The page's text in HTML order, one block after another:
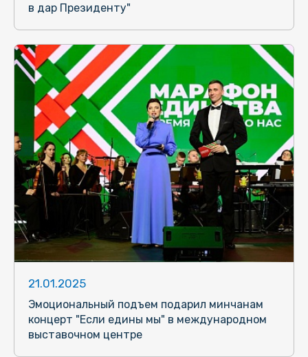
в дар Президенту"
21.01.2025
Эмоциональный подъем подарил минчанам
концерт "Если едины мы" в международном
выставочном центре